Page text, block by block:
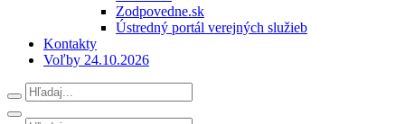
Zodpovedne.sk
Ústredný portál verejných služieb
Kontakty
Voľby 24.10.2026